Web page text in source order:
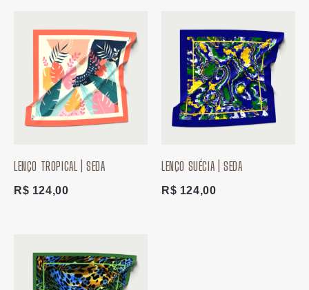
LENÇO TROPICAL | SEDA
R$ 124,00
LENÇO SUÉCIA | SEDA
R$ 124,00